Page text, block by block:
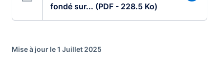
fondé sur... (PDF - 228.5 Ko)
Mise à jour le 1 Juillet 2025